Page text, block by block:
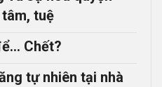
tuệ
Chết?
tự nhiên tại nhà